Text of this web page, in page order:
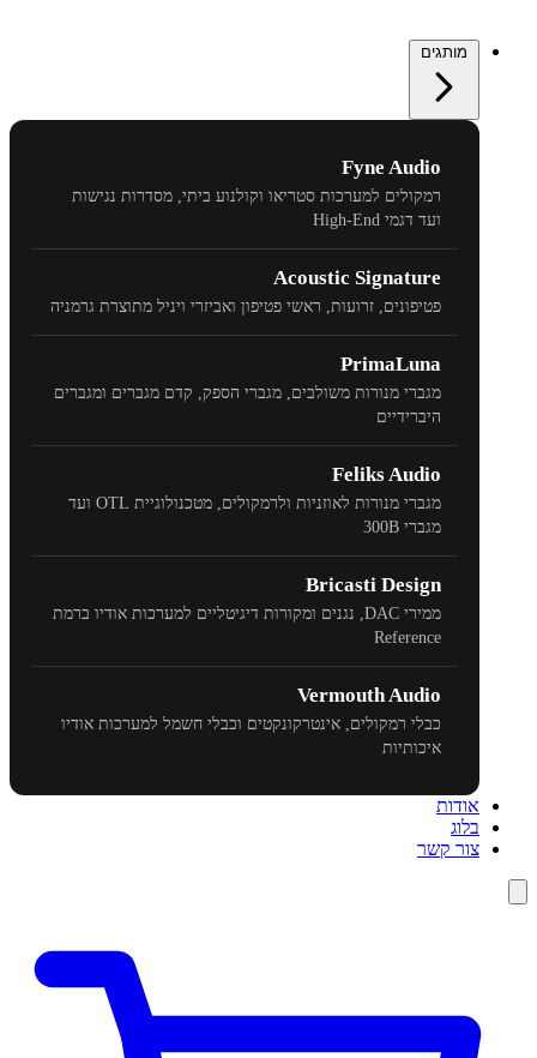
מותגים
Fyne Audio
רמקולים למערכות סטריאו וקולנוע ביתי, מסדרות נגישות
ועד דגמי High-End
Acoustic Signature
פטיפונים, זרועות, ראשי פטיפון ואביזרי ויניל מתוצרת גרמניה
PrimaLuna
מגברי מנורות משולבים, מגברי הספק, קדם מגברים ומגברים
היברידיים
Feliks Audio
מגברי מנורות לאוזניות ולרמקולים, מטכנולוגיית OTL ועד
מגברי 300B
Bricasti Design
ממירי DAC, נגנים ומקורות דיגיטליים למערכות אודיו ברמת
Reference
Vermouth Audio
כבלי רמקולים, אינטרקונקטים וכבלי חשמל למערכות אודיו
איכותיות
אודות
בלוג
צור קשר